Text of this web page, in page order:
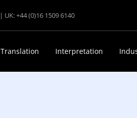
| UK: +44 (0)16 1509 6140
Translation Interpretation